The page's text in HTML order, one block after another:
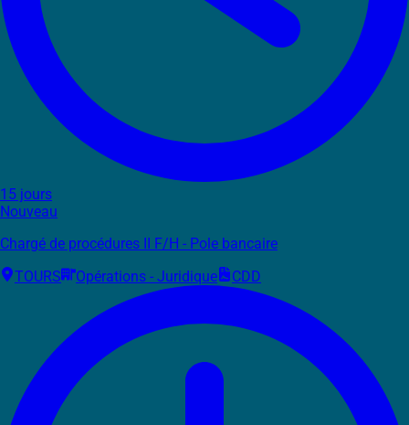
15 jours
Nouveau
Chargé de procédures II F/H - Pole bancaire
TOURS
Opérations - Juridique CDD